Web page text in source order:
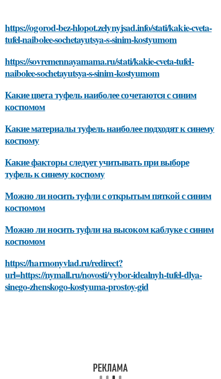
https://ogorod-bez-hlopot.zelynyjsad.info/stati/kakie-cveta-
tufel-naibolee-sochetayutsya-s-sinim-kostyumom
https://sovremennayamama.ru/stati/kakie-cveta-tufel-
naibolee-sochetayutsya-s-sinim-kostyumom
Какие цвета туфель наиболее сочетаются с синим
костюмом
Какие материалы туфель наиболее подходят к синему
костюму
Какие факторы следует учитывать при выборе
туфель к синему костюму
Можно ли носить туфли с открытым пяткой с синим
костюмом
Можно ли носить туфли на высоком каблуке с синим
костюмом
https://harmonyvlad.ru/redirect?
url=https://nymall.ru/novosti/vybor-idealnyh-tufel-dlya-
sinego-zhenskogo-kostyuma-prostoy-gid